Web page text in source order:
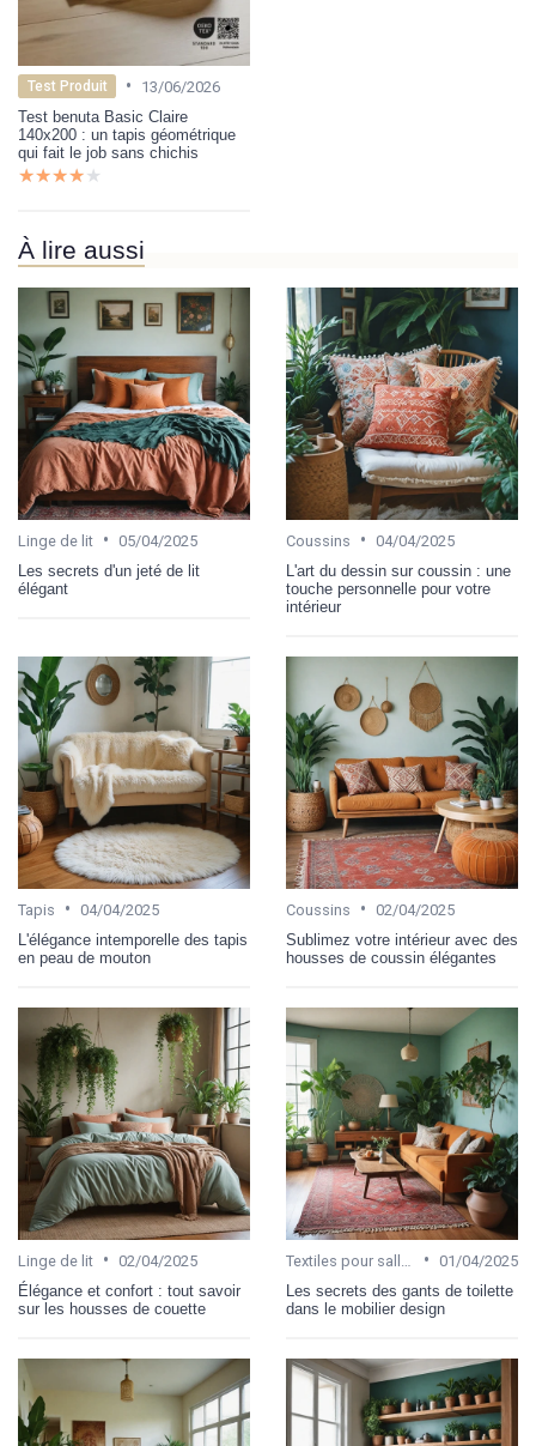
Test Produit •
13/06/2026
Test benuta Basic Claire
140x200 : un tapis géométrique
qui fait le job sans chichis
★★★★★
★★★★★
À lire aussi
Linge de lit • 05/04/2025
Les secrets d'un jeté de lit
élégant
Coussins • 04/04/2025
L'art du dessin sur coussin : une
touche personnelle pour votre
intérieur
Tapis • 04/04/2025
L'élégance intemporelle des tapis
en peau de mouton
Coussins • 02/04/2025
Sublimez votre intérieur avec des
housses de coussin élégantes
Linge de lit • 02/04/2025
Élégance et confort : tout savoir
sur les housses de couette
• 01/04/2025
Les secrets des gants de toilette
dans le mobilier design